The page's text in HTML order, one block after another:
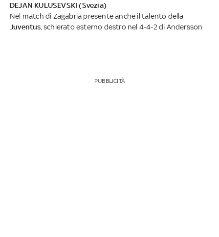
DEJAN KULUSEVSKI (Svezia)
Nel match di Zagabria presente anche il talento della
Juventus, schierato esterno destro nel 4-4-2 di Andersson
PUBBLICITÀ